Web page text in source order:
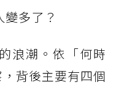
多了？
浪潮。依「何時
背後主要有四個